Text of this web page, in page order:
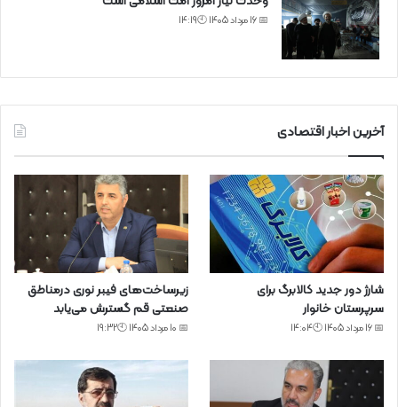
📅 16 مرداد 1405 🕙14:19
آخرین اخبار اقتصادی
شارژ دور جدید کالابرگ برای
سرپرستان خانوار
📅 16 مرداد 1405 🕙14:04
زیرساخت‌های فیبر نوری درمناطق
صنعتی قم گسترش می‌یابد
📅 10 مرداد 1405 🕙19:32